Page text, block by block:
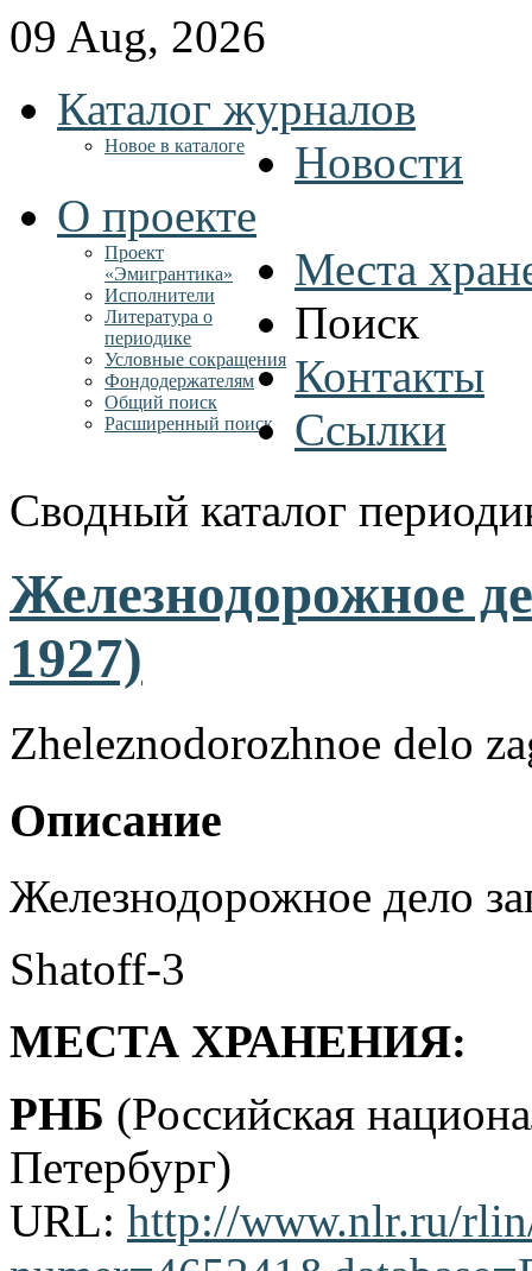
09 Aug, 2026
Каталог журналов
Новое в каталоге
Новости
О проекте
Проект
«Эмигрантика»
Исполнители
Литература о
периодике
Условные сокращения
Фондодержателям
Места
Поиск
Общий поиск
Расширенный поиск
Контакты
Ссылки
Сводный каталог
Железнодорожное
1927)
Zheleznodorozhnoe delo
Описание
Железнодорожное дело
Shatoff-3
МЕСТА ХРАНЕНИЯ:
РНБ (Российская
Петербург)
URL: http://www.nlr.ru/